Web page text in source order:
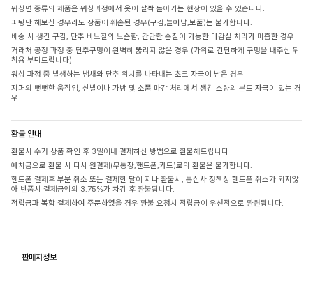
워싱면 종류의 제품은 워싱과정에서 옷이 살짝 돌아가는 현상이 있을 수 있습니다.
피팅만 해보신 경우라도 상품이 훼손된 경우(구김,늘어남,보풀)는 불가합니다.
배송 시 생긴 구김, 단추 바느질의 느슨함, 간단한 손질이 가능한 마감실 처리가 미흡한 경우
거래처 공정 과정 중 단추구멍이 완벽히 뚫리지 않은 경우 (가위로 간단하게 구멍을 내주신 뒤
착용 부탁드립니다)
워싱 과정 중 발생하는 냄새와 단추 위치를 나타내는 초크 자국이 남은 경우
지퍼의 뻣뻣한 움직임, 신발이나 가방 및 소품 마감 처리에서 생긴 소량의 본드 자국이 있는 경
우
환불 안내
환불시 수거 상품 확인 후 3일이내 결제하신 방법으로 환불해드립니다
예치금으로 환불 시 다시 원결제(무통장,핸드폰,카드)로의 환불은 불가합니다.
핸드폰 결제후 부분 취소 또는 결제한 달이 지나 환불시, 통신사 정책상 핸드폰 취소가 되지않
아 반품시 결제금액의 3.75%가 차감 후 환불됩니다.
적립금과 복합 결제하여 주문하였을 경우 환불 요청시 적립금이 우선적으로 환원됩니다.
판매자정보